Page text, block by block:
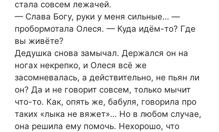
стала совсем лежачей.
— Слава Богу, руки у меня сильные… —
пробормотала Олеся. — Куда идём-то? Где
вы живёте?
Дедушка снова замычал. Держался он на
ногах некрепко, и Олеся всё же
засомневалась, а действительно, не пьян ли
он? Да и не говорит совсем, только мычит
что-то. Как, опять же, бабуля, говорила про
таких «лыка не вяжет»… Но в любом случае,
она решила ему помочь. Нехорошо, что